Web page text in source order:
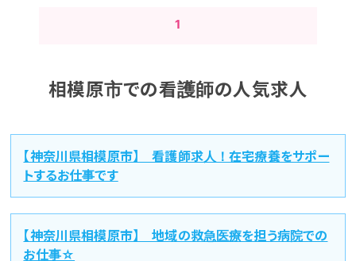
1
相模原市での看護師の人気求人
【神奈川県相模原市】 看護師求人！在宅療養をサポー
トするお仕事です
【神奈川県相模原市】 地域の救急医療を担う病院での
お仕事☆